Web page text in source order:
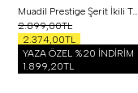
Muadil Prestige Şerit İkili Takım Pembe
2.899,00TL
2.374,00TL
YAZA ÖZEL %20 İNDİRİM
1.899,20TL